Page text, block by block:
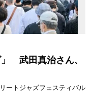
武田真治さん、
ートジャズフェスティバル